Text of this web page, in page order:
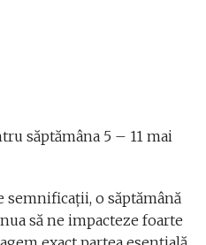
săptămâna 5 – 11 mai
semnificații, o săptămână
să ne impacteze foarte